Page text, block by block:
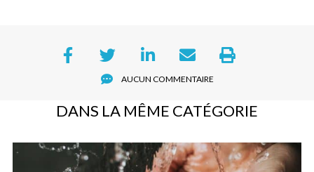
AUCUN COMMENTAIRE
DANS LA MÊME CATÉGORIE